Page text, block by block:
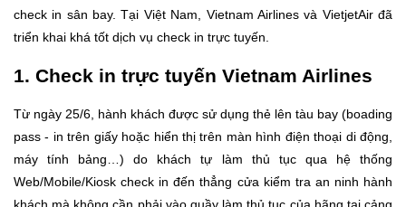
check in sân bay. Tại Việt Nam, Vietnam Airlines và VietjetAir đã
triển khai khá tốt dịch vụ check in trực tuyến.
1. Check in trực tuyến Vietnam Airlines
Từ ngày 25/6, hành khách được sử dụng thẻ lên tàu bay (boading
pass - in trên giấy hoặc hiển thị trên màn hình điện thoại di động,
máy tính bảng…) do khách tự làm thủ tục qua hệ thống
Web/Mobile/Kiosk check in đến thẳng cửa kiểm tra an ninh hành